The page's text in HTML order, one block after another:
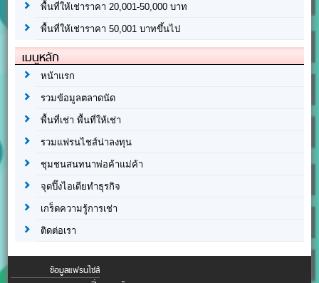
พื้นที่ให้เช่าราคา 20,001-50,000 บาท
พื้นที่ให้เช่าราคา 50,001 บาทขึ้นไป
เมนูหลัก
หน้าแรก
รวมข้อมูลตลาดนัด
พื้นที่เช่า พื้นที่ให้เช่า
รวมแฟรนไชส์น่าลงทุน
ชุมชนสนทนาพ่อค้าแม่ค้า
จุดปิ๊งไอเดียทำธุรกิจ
เกร็ดความรู้การเช่า
ติดต่อเรา
ข้อมูลแฟรนไชส์